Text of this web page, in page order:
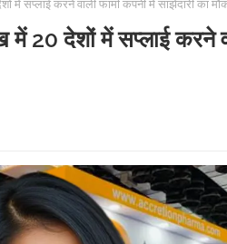
सप्लाई करने वाली फार्मा कंपनी में साझेदारी का
देशों में सप्लाई करने